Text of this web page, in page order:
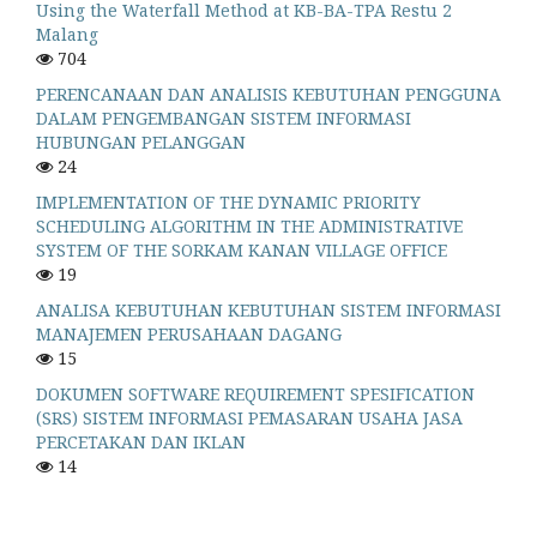
Using the Waterfall Method at KB-BA-TPA Restu 2
Malang
704
PERENCANAAN DAN ANALISIS KEBUTUHAN PENGGUNA
DALAM PENGEMBANGAN SISTEM INFORMASI
HUBUNGAN PELANGGAN
24
IMPLEMENTATION OF THE DYNAMIC PRIORITY
SCHEDULING ALGORITHM IN THE ADMINISTRATIVE
SYSTEM OF THE SORKAM KANAN VILLAGE OFFICE
19
ANALISA KEBUTUHAN KEBUTUHAN SISTEM INFORMASI
MANAJEMEN PERUSAHAAN DAGANG
15
DOKUMEN SOFTWARE REQUIREMENT SPESIFICATION
(SRS) SISTEM INFORMASI PEMASARAN USAHA JASA
PERCETAKAN DAN IKLAN
14